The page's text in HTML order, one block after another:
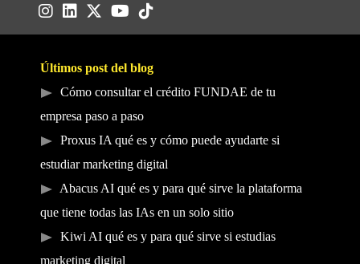
Últimos post del blog
Cómo consultar el crédito FUNDAE de tu
empresa paso a paso
Proxus IA qué es y cómo puede ayudarte si
estudiar marketing digital
Abacus AI qué es y para qué sirve la plataforma
que tiene todas las IAs en un solo sitio
Kiwi AI qué es y para qué sirve si estudias
marketing digital